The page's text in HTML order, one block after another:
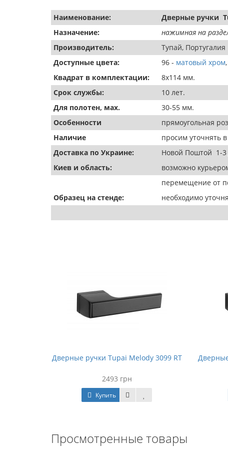
Наименование:
Дверные ручки
Назначение:
нажимная на
Производитель:
Тупай, Португалия
Доступные цвета:
96 - матовый хром
Квадрат в комплектации:
8х114 мм.
Срок службы:
10 лет.
Для полотен, мах.
30-55 мм.
Особенности
прямоугольная
Наличие
просим уточнять
Доставка по Украине:
Новой Поштой 1-3
Киев и область:
возможно
перемещение от
Образец на стенде:
необходимо
Дверные ручки Tupai Melody 3099 RT
2493 грн
Купить
Просмотренные товары